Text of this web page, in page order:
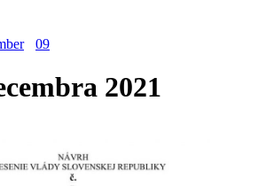
09
2021